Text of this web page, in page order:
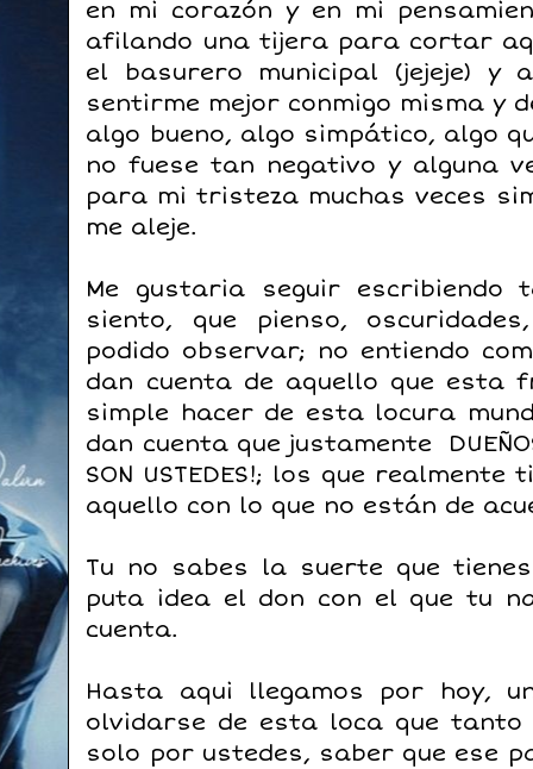
en mi corazón y en mi
afilando una tijera para cortar
el basurero municipal (jejeje) y
sentirme mejor conmigo misma y
algo bueno, algo simpático, algo
no fuese tan negativo y alguna
para mi tristeza muchas veces
me aleje.
Me gustaria seguir
siento, que pienso,
podido observar; no entiendo
dan cuenta de aquello que esta
simple hacer de esta locura
dan cuenta que justamente DUEÑOS
SON USTEDES!; los que
aquello con lo que no están de
Tu no sabes la suerte que
puta idea el don con el que tu
cuenta.
Hasta aqui llegamos por hoy,
olvidarse de esta loca que
solo por ustedes, saber que ese